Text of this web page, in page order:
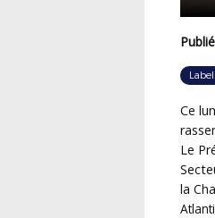
Ce
Le
la